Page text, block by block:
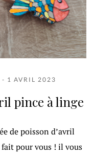
- 1 AVRIL 2023
pince à linge
de poisson d’avril
pour vous ! il vous